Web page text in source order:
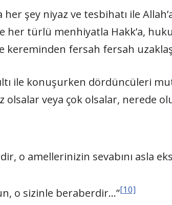
şey niyaz ve tesbihatı ile
türlü menhiyatla Hakk’a,
fersah fersah
ile konuşurken dördüncüleri
olsalar veya çok olsalar, nerede
o amellerinizin sevabını asla
o sizinle beraberdir…”[10]